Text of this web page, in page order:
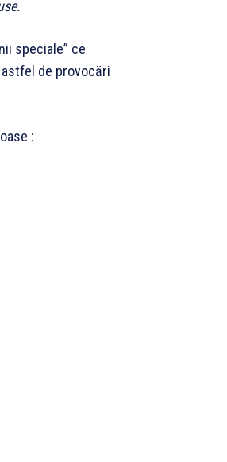
speciale” ce
de provocări
: